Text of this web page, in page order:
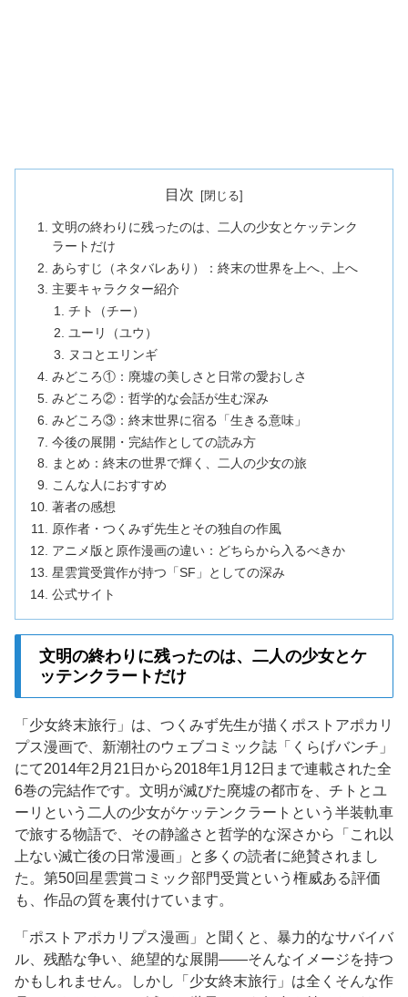
目次
文明の終わりに残ったのは、二人の少女とケッテンク
ラートだけ
あらすじ（ネタバレあり）：終末の世界を上へ、上へ
主要キャラクター紹介
チト（チー）
ユーリ（ユウ）
ヌコとエリンギ
みどころ①：廃墟の美しさと日常の愛おしさ
みどころ②：哲学的な会話が生む深み
みどころ③：終末世界に宿る「生きる意味」
今後の展開・完結作としての読み方
まとめ：終末の世界で輝く、二人の少女の旅
こんな人におすすめ
著者の感想
原作者・つくみず先生とその独自の作風
アニメ版と原作漫画の違い：どちらから入るべきか
星雲賞受賞作が持つ「SF」としての深み
公式サイト
文明の終わりに残ったのは、二人の少女とケ
ッテンクラートだけ
「少女終末旅行」は、つくみず先生が描くポストアポカリ
プス漫画で、新潮社のウェブコミック誌「くらげバンチ」
にて2014年2月21日から2018年1月12日まで連載された全
6巻の完結作です。文明が滅びた廃墟の都市を、チトとユ
ーリという二人の少女がケッテンクラートという半装軌車
で旅する物語で、その静謐さと哲学的な深さから「これ以
上ない滅亡後の日常漫画」と多くの読者に絶賛されまし
た。第50回星雲賞コミック部門受賞という権威ある評価
も、作品の質を裏付けています。
「ポストアポカリプス漫画」と聞くと、暴力的なサバイバ
ル、残酷な争い、絶望的な展開——そんなイメージを持つ
かもしれません。しかし「少女終末旅行」は全くそんな作